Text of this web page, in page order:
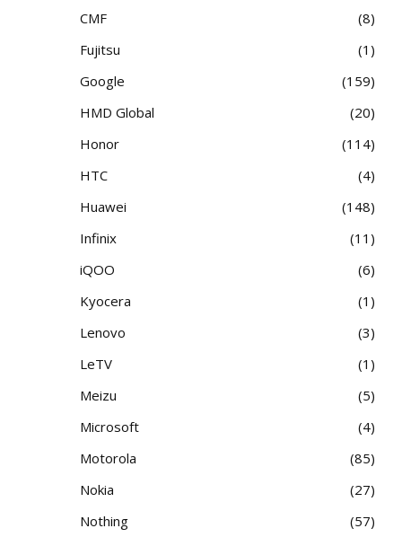
CMF
8
Fujitsu
1
Google
159
HMD Global
20
Honor
114
HTC
4
Huawei
148
Infinix
11
iQOO
6
Kyocera
1
Lenovo
3
LeTV
1
Meizu
5
Microsoft
4
Motorola
85
Nokia
27
Nothing
57